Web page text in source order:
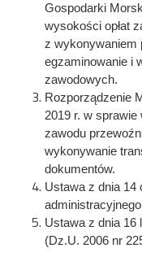
Gospodarki
wysokości opłat
z wykonywaniem
egzaminowanie i
zawodowych.
Rozporządzenie
2019 r. w
zawodu
wykonywanie
dokumentów.
Ustawa z dnia 14
Ustawa z dnia 16
(Dz.U. 2006 nr